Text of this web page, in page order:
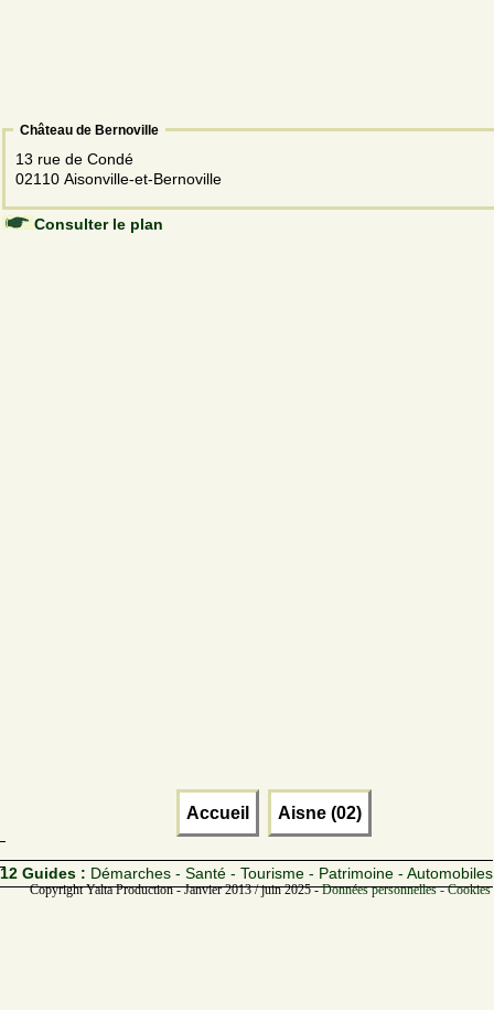
Château de Bernoville
13 rue de Condé
02110 Aisonville-et-Bernoville
Consulter le plan
Accueil Aisne (02)
12 Guides : Démarches - Santé - Tourisme - Patrimoine - Automobiles
Copyright Yalta Production - Janvier 2013 / juin 2025 -Données personnelles -